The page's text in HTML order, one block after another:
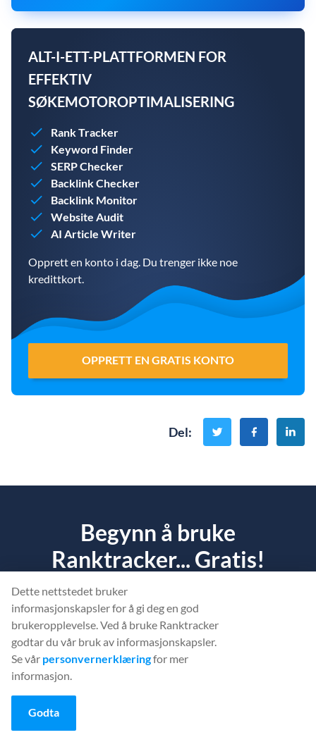
ALT-I-ETT-PLATTFORMEN FOR
EFFEKTIV
SØKEMOTOROPTIMALISERING
Rank Tracker
Keyword Finder
SERP Checker
Backlink Checker
Backlink Monitor
Website Audit
AI Article Writer
Opprett en konto i dag. Du trenger ikke noe
kredittkort.
OPPRETT EN GRATIS KONTO
Del:
Begynn å bruke
Ranktracker... Gratis!
Finn ut hva som hindrer
OPPRETT EN GRATIS KONTO
Eller
Dette nettstedet bruker
informasjonskapsler for å gi deg en god
brukeropplevelse. Ved å bruke Ranktracker
godtar du vår bruk av informasjonskapsler.
Se vår personvernerklæringfor mer
informasjon.
Godta